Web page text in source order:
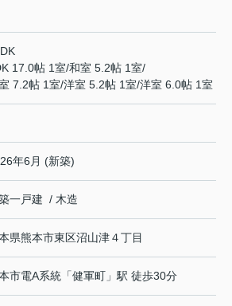
17.0帖 1室/和室 5.2帖 1室/
7.2帖 1室/洋室 5.2帖 1室/洋室 6.0帖 1室
年6月 (新築)
一戸建 / 木造
県熊本市東区沼山津４丁目
市電A系統 「健軍町 」駅 徒歩30分